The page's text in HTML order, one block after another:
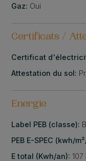
Gaz: Oui
Certificats /
Certificat
Attestation du sol:
Energie
Label PEB (classe): B
PEB E-SPEC (kwh/
E total (Kwh/an):